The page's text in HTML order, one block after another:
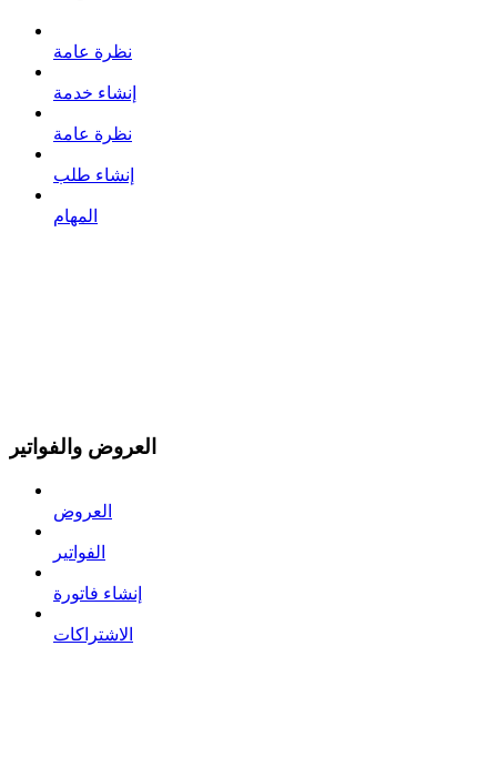
نظرة عامة
إنشاء خدمة
نظرة عامة
إنشاء طلب
المهام
العروض والفواتير
العروض
الفواتير
إنشاء فاتورة
الاشتراكات